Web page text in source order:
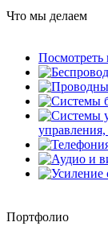
Что мы делаем
Посмотреть
Портфолио